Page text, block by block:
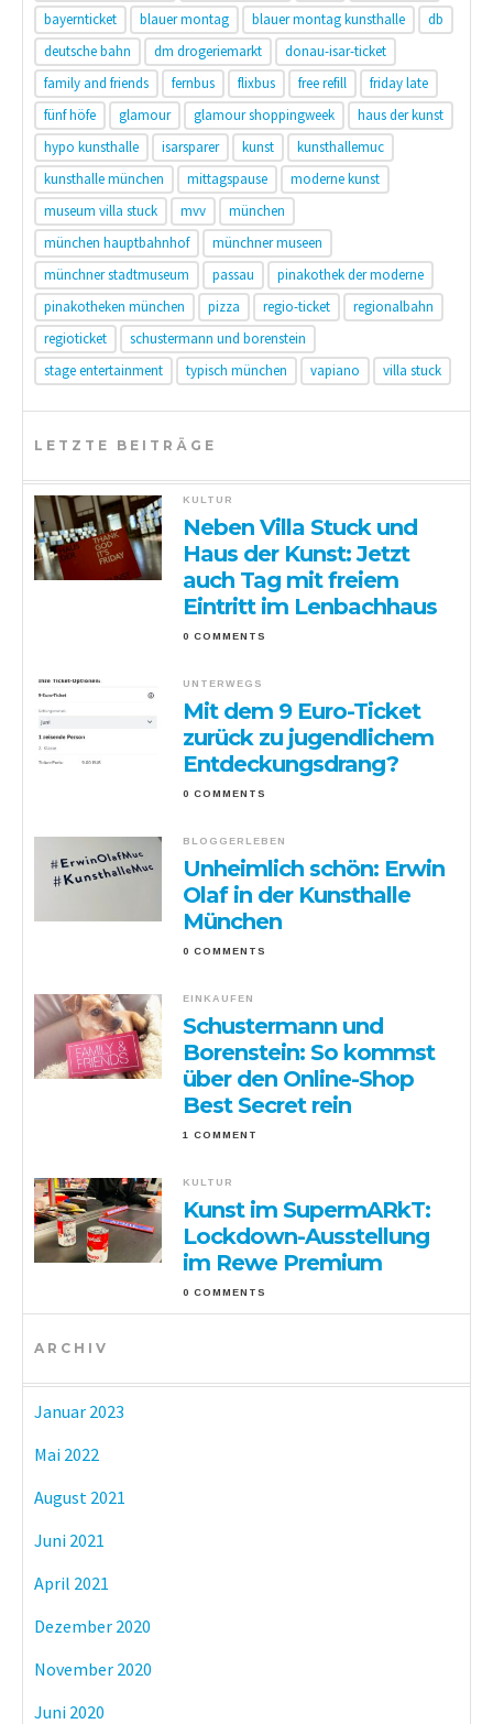
bayernticket blauer montag blauer montag kunsthalle
db
deutsche bahn
dm drogeriemarkt
donau-isar-ticket
family and friends
fernbus flixbus free refill
friday late
fünf höfe
glamour glamour shoppingweek
haus der kunst
hypo kunsthalle
isarsparer kunst
kunsthallemuc
kunsthalle münchen
mittagspause
moderne kunst
museum villa stuck
mvv
münchen
münchen hauptbahnhof
münchner museen
münchner stadtmuseum
passau
pinakothek der moderne
pinakotheken münchen
pizza regio-ticket
regionalbahn
regioticket
schustermann und borenstein
stage entertainment
typisch münchen vapiano villa stuck
LETZTE BEITRÄGE
KULTUR
Neben Villa Stuck und
Haus der Kunst: Jetzt
auch Tag mit freiem
Eintritt im Lenbachhaus
0 COMMENTS
UNTERWEGS
Mit dem 9 Euro-Ticket
zurück zu jugendlichem
Entdeckungsdrang?
0 COMMENTS
BLOGGERLEBEN
Unheimlich schön: Erwin
Olaf in der Kunsthalle
München
0 COMMENTS
EINKAUFEN
Schustermann und
Borenstein: So kommst
über den Online-Shop
Best Secret rein
1 COMMENT
KULTUR
Kunst im SupermARkT:
Lockdown-Ausstellung
im Rewe Premium
0 COMMENTS
ARCHIV
Januar 2023
Mai 2022
August 2021
Juni 2021
April 2021
Dezember 2020
November 2020
Juni 2020